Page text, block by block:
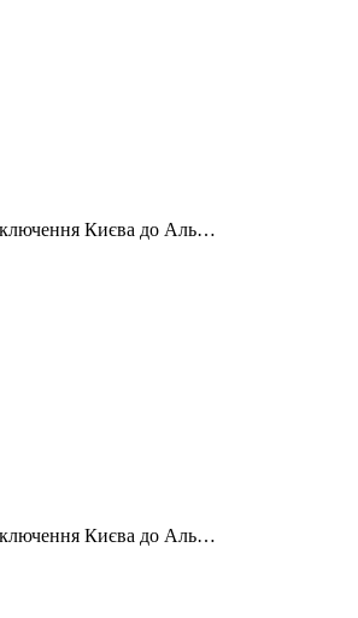
Києва до Аль…
Києва до Аль…